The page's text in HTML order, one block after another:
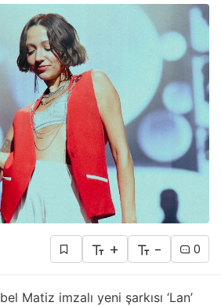
+ - 0
Matiz imzalı yeni şarkısı ‘Lan’